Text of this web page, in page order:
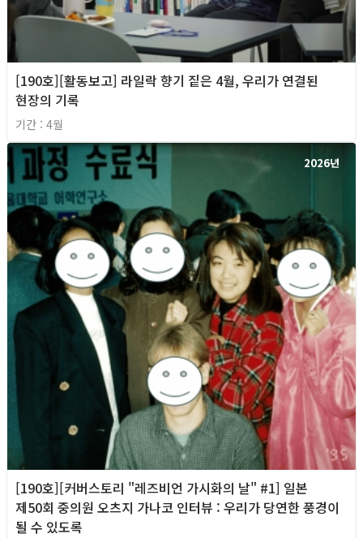
[190호][활동보고] 라일락 향기 짙은 4월, 우리가 연결된
현장의 기록
기간 : 4월
2026년
[190호][커버스토리 "레즈비언 가시화의 날" #1] 일본
제50회 중의원 오츠지 가나코 인터뷰 : 우리가 당연한 풍경이
될 수 있도록